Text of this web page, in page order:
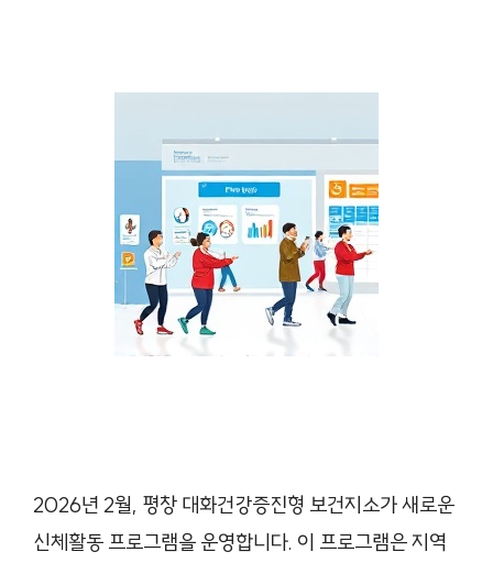
2026년 2월, 평창 대화건강증진형 보건지소가 새로운
신체활동 프로그램을 운영합니다. 이 프로그램은 지역